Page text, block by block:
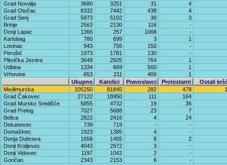
Grad Novalja
3680 3251 31
4
Grad Otočac
8332 7442 438
4
Grad Senj
5973 5102 30
3
Brinje
2563 2130 116
-
Donji Lapac
1366 257 1068
-
Karlobag
780 699 3
1
Lovinac
943 756 150
-
Perušić
1973 1781 130
-
Plitvička Jezera
3649 2505 764
1
Udbina
1334 669 560
1
Vrhovine
653 211 400
1
Ukupno
Katolici Pravoslavci Protestanti
Ostali
Međimurska
105250 81845 282 478
Grad Čakovec
27122 18950 111
164
Grad Mursko Središće
5855 4732 19
36
Grad Prelog
7027 5688 23
7
Belica
2822 2416 4
24
Dekanovec
739 719 -
-
Domašinec
1923 1385 4
-
Donja Dubrava
1658 1455 8
2
Donji Kraljevec
4043 2972 3
-
Donji Vidovec
1197 1042 2
-
Goričan
2343 2153 6
-